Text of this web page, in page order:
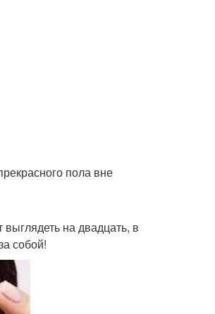
пола вне
на двадцать, в
собой!